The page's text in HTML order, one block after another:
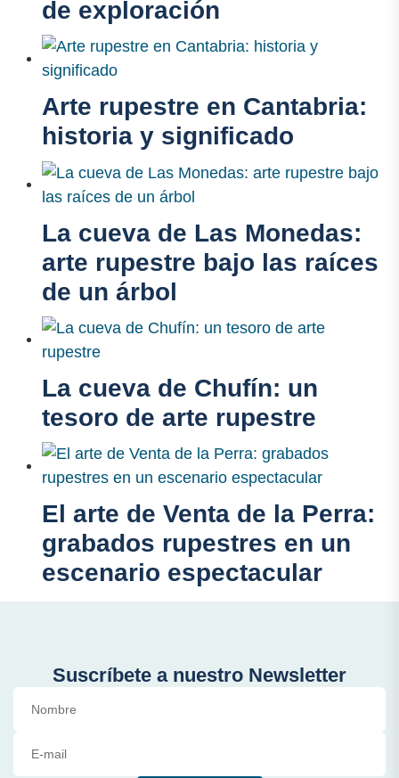
de exploración
Arte rupestre en Cantabria:
historia y significado
La cueva de Las Monedas:
arte rupestre bajo las raíces
de un árbol
La cueva de Chufín: un
tesoro de arte rupestre
El arte de Venta de la Perra:
grabados rupestres en un
escenario espectacular
Suscríbete a nuestro Newsletter